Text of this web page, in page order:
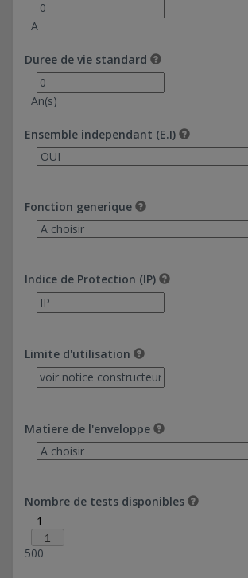
A
Duree de vie standard
An(s)
Ensemble independant (E.I)
Fonction generique
Indice de Protection (IP)
Limite d'utilisation
Matiere de l'enveloppe
Nombre de tests disponibles
1
1
500